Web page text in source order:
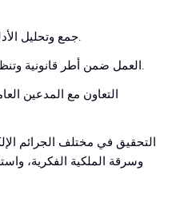
جمع وتحليل الأدلة الرقمية للتحقيقات الجنائية.
العمل ضمن أطر قانونية وتنظيمية صارمة للتعامل مع الأدلة.
التعاون مع المدعين
التحقيق في مختلف الجرائم
وسرقة الملكية الفكرية،